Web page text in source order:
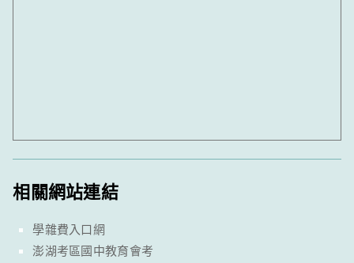
相關網站連結
學雜費入口網
澎湖考區國中教育會考